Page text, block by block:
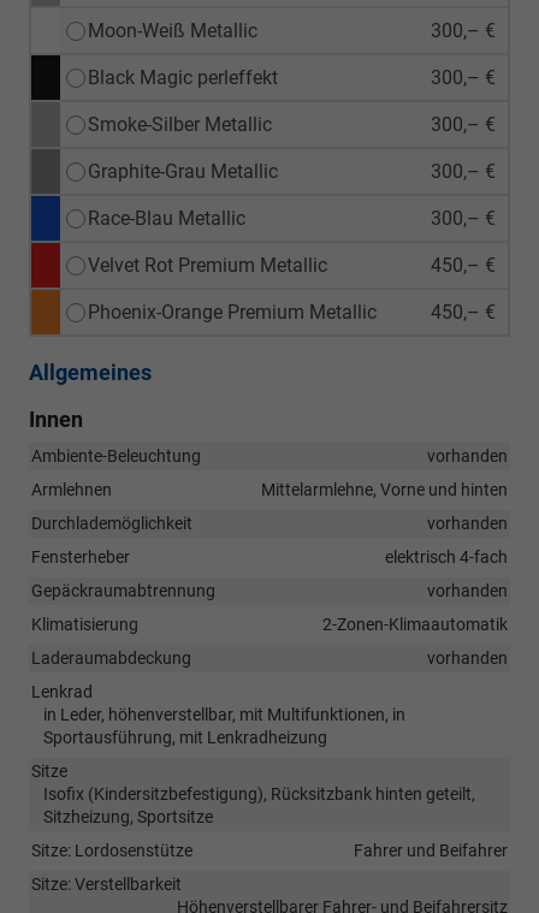
Moon-Weiß Metallic 300,– €
Black Magic perleffekt 300,– €
Smoke-Silber Metallic 300,– €
Graphite-Grau Metallic 300,– €
Race-Blau Metallic 300,– €
Velvet Rot Premium Metallic 450,– €
Phoenix-Orange Premium Metallic 450,– €
Allgemeines
Innen
Ambiente-Beleuchtung
vorhanden
Armlehnen
Mittelarmlehne, Vorne und hinten
Durchlademöglichkeit
vorhanden
Fensterheber
elektrisch 4-fach
Gepäckraumabtrennung
vorhanden
Klimatisierung
2-Zonen-Klimaautomatik
Laderaumabdeckung
vorhanden
Lenkrad
in Leder, höhenverstellbar, mit Multifunktionen, in
Sportausführung, mit Lenkradheizung
Sitze
Isofix (Kindersitzbefestigung), Rücksitzbank hinten geteilt,
Sitzheizung, Sportsitze
Sitze: Lordosenstütze
Fahrer und Beifahrer
Sitze: Verstellbarkeit
Höhenverstellbarer Fahrer- und Beifahrersitz